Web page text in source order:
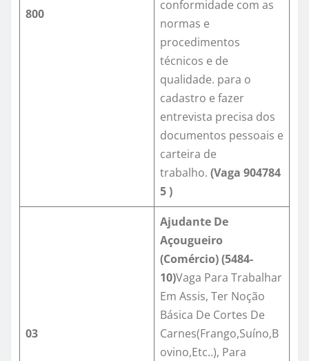
800
conformidade com as
normas e
procedimentos
técnicos e de
qualidade. para o
cadastro e fazer
entrevista precisa dos
documentos pessoais e
carteira de
trabalho. (Vaga 904784
5)
03
Ajudante De
Açougueiro
(Comércio)(5484-
10)Vaga Para Trabalhar
Em Assis, Ter Noção
Básica De Cortes De
Carnes(Frango,Suíno,B
ovino,Etc..), Para